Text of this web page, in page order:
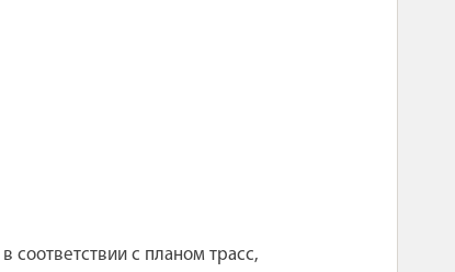
соответствии с планом трасс,